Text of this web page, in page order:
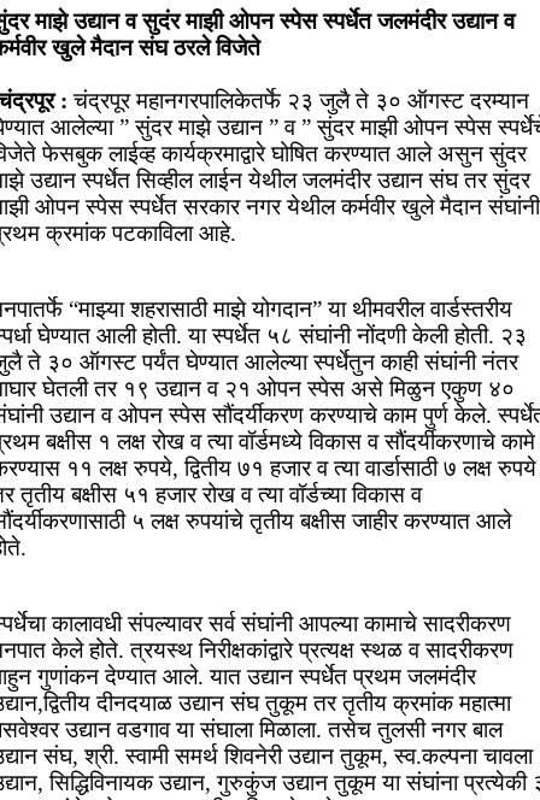
माझे उद्यान व सुदंर माझी ओपन स्पेस स्पर्धेत जलमंदीर उद्यान व
खुले मैदान संघ ठरले विजेते
:चंद्रपूर महानगरपालिकेतर्फे २३ जुलै ते ३० ऑगस्ट दरम्यान
आलेल्या ” सुंदर माझे उद्यान ” व ” सुंदर माझी ओपन स्पेस
फेसबुक लाईव्ह कार्यक्रमाद्वारे घोषित करण्यात आले असुन सुंदर
उद्यान स्पर्धेत सिव्हील लाईन येथील जलमंदीर उद्यान संघ तर सुंदर
ओपन स्पेस स्पर्धेत सरकार नगर येथील कर्मवीर खुले मैदान संघांनी
क्रमांक पटकाविला आहे.
“माझ्या शहरासाठी माझे योगदान” या थीमवरील वार्डस्तरीय
घेण्यात आली होती. या स्पर्धेत ५८ संघांनी नोंदणी केली होती. २३
ते ३० ऑगस्ट पर्यंत घेण्यात आलेल्या स्पर्धेतुन काही संघांनी नंतर
घेतली तर १९ उद्यान व २१ ओपन स्पेस असे मिळुन एकुण ४०
उद्यान व ओपन स्पेस सौंदर्यीकरण करण्याचे काम पुर्ण केले.
बक्षीस १ लक्ष रोख व त्या वॉर्डमध्ये विकास व सौंदर्यीकरणाचे कामे
११ लक्ष रुपये, द्वितीय ७१ हजार व त्या वार्डासाठी ७ लक्ष रुपये
तृतीय बक्षीस ५१ हजार रोख व त्या वॉर्डच्या विकास व
५ लक्ष रुपयांचे तृतीय बक्षीस जाहीर करण्यात आले
कालावधी संपल्यावर सर्व संघांनी आपल्या कामाचे सादरीकरण
केले होते. त्रयस्थ निरीक्षकांद्वारे प्रत्यक्ष स्थळ व सादरीकरण
गुणांकन देण्यात आले. यात उद्यान स्पर्धेत प्रथम जलमंदीर
दीनदयाळ उद्यान संघ तुकूम तर तृतीय क्रमांक महात्मा
उद्यान वडगाव या संघाला मिळाला. तसेच तुलसी नगर बाल
संघ, श्री. स्वामी समर्थ शिवनेरी उद्यान तुकूम, स्व.कल्पना चावला
सिद्धिविनायक उद्यान, गुरुकुंज उद्यान तुकूम या संघांना प्रत्येकी